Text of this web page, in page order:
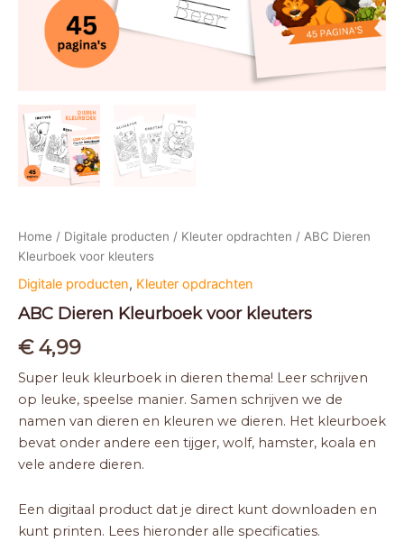
Home / Digitale producten / Kleuter opdrachten / ABC Dieren
Kleurboek voor kleuters
Digitale producten, Kleuter opdrachten
ABC Dieren Kleurboek voor kleuters
€4,99
Super leuk kleurboek in dieren thema! Leer schrijven
op leuke, speelse manier. Samen schrijven we de
namen van dieren en kleuren we dieren. Het kleurboek
bevat onder andere een tijger, wolf, hamster, koala en
vele andere dieren.
Een digitaal product dat je direct kunt downloaden en
kunt printen. Lees hieronder alle specificaties.